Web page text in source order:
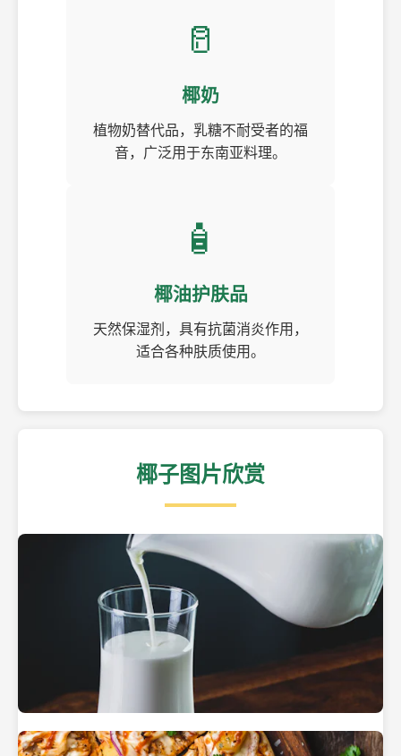
🥛
椰奶
植物奶替代品，乳糖不耐受者的福
音，广泛用于东南亚料理。
🧴
椰油护肤品
天然保湿剂，具有抗菌消炎作用，
适合各种肤质使用。
椰子图片欣赏
热带海滩上的椰子树